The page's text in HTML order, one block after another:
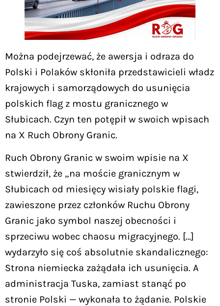
Można podejrzewać, że awersja i odraza do
Polski i Polaków skłoniła przedstawicieli władz
krajowych i samorządowych do usunięcia
polskich flag z mostu granicznego w
Słubicach. Czyn ten potępił w swoich wpisach
na X Ruch Obrony Granic.
Ruch Obrony Granic w swoim wpisie na X
stwierdził, że „na moście granicznym w
Słubicach od miesięcy wisiały polskie flagi,
zawieszone przez członków Ruchu Obrony
Granic jako symbol naszej obecności i
sprzeciwu wobec chaosu migracyjnego. […]
wydarzyło się coś absolutnie skandalicznego:
Strona niemiecka zażądała ich usunięcia. A
administracja Tuska, zamiast stanąć po
stronie Polski — wykonała to żądanie. Polskie